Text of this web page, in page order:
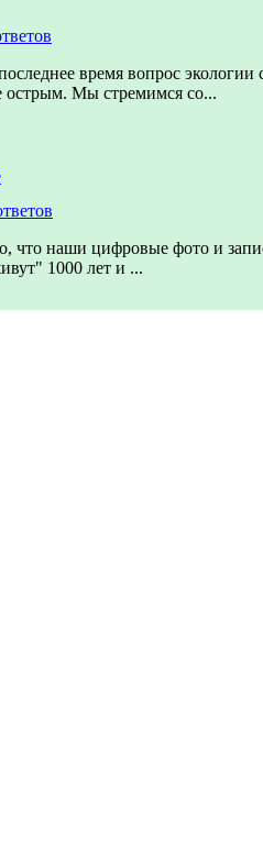
время вопрос экологии
острым. Мы стремимся со...
что наши цифровые фото и
1000 лет и ...